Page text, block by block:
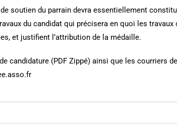
soutien du parrain devra essentiellement
du candidat qui précisera en quoi les
et justifient l’attribution de la médaille.
candidature (PDF Zippé) ainsi que les courriers